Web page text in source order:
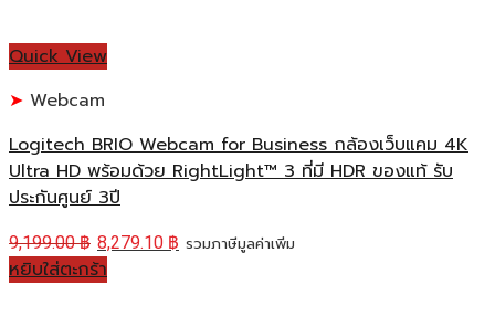
Quick View
Webcam
Logitech BRIO Webcam for Business กล้องเว็บแคม 4K
Ultra HD พร้อมด้วย RightLight™ 3 ที่มี HDR ของแท้ รับ
ประกันศูนย์ 3ปี
9,199.00฿ 8,279.10 ฿ รวมภาษีมูลค่าเพิ่ม
หยิบใส่ตะกร้า